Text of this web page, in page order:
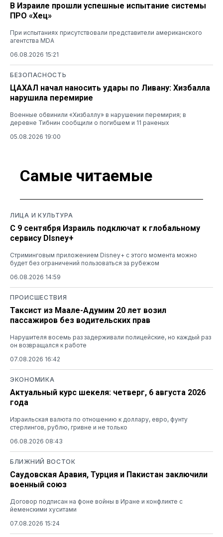
В Израиле прошли успешные испытание системы
ПРО «Хец»
При испытаниях присутствовали представители американского
агентства MDA
06.08.2026 15:21
БЕЗОПАСНОСТЬ
ЦАХАЛ начал наносить удары по Ливану: Хизбалла
нарушила перемирие
Военные обвинили «Хизбаллу» в нарушении перемирия; в
деревне Тибнин сообщили о погибшем и 11 раненых
05.08.2026 19:00
Самые читаемые
ЛИЦА И КУЛЬТУРА
С 9 сентября Израиль подключат к глобальному
сервису DIsney+
Стриминговым приложением Disney+ с этого момента можно
будет без ограничений пользоваться за рубежом
06.08.2026 14:59
ПРОИСШЕСТВИЯ
Таксист из Маале-Адумим 20 лет возил
пассажиров без водительских прав
Нарушителя восемь раз задерживали полицейские, но каждый раз
он возвращался к работе
07.08.2026 16:42
ЭКОНОМИКА
Актуальный курс шекеля: четверг, 6 августа 2026
года
Израильская валюта по отношению к доллару, евро, фунту
стерлингов, рублю, гривне и не только
06.08.2026 08:43
БЛИЖНИЙ ВОСТОК
Саудовская Аравия, Турция и Пакистан заключили
военный союз
Договор подписан на фоне войны в Иране и конфликте с
йеменскими хуситами
07.08.2026 15:24